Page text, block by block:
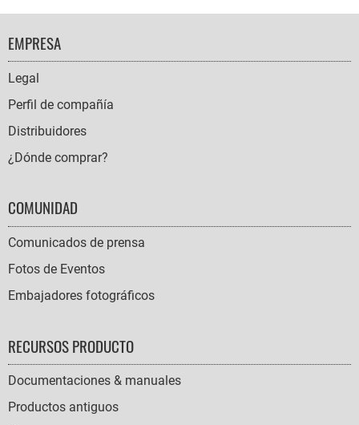
FOOTER
NAVIGATION
EMPRESA
Legal
Perfil de compañía
Distribuidores
¿Dónde comprar?
COMUNIDAD
Comunicados de prensa
Fotos de Eventos
Embajadores fotográficos
RECURSOS PRODUCTO
Documentaciones & manuales
Productos antiguos